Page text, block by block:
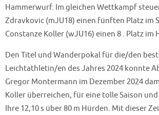
Hammerwurf. Im gleichen Wettkampf
Zdravkovic (mJU18) einen fünften Platz im
Constanze Koller (wJU16) einen 8 . Platz im
Den Titel und Wanderpokal für die/den
Leichtathletin/en des Jahres 2024 konnte
Gregor Montermann im Dezember 2024
Koller überreichen, für eine tolle Saison
Ihre 12,10 s über 80 m Hürden. Mit dieser